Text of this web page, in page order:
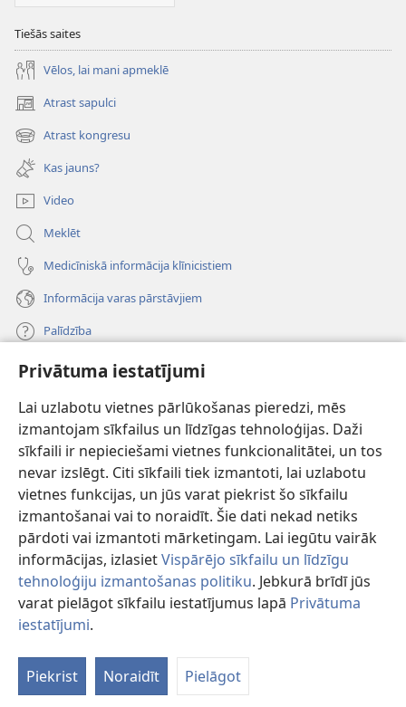
Privātuma iestatījumi
Lai uzlabotu vietnes pārlūkošanas pieredzi, mēs
izmantojam sīkfailus un līdzīgas tehnoloģijas. Daži
sīkfaili ir nepieciešami vietnes funkcionalitātei, un tos
nevar izslēgt. Citi sīkfaili tiek izmantoti, lai uzlabotu
vietnes funkcijas, un jūs varat piekrist šo sīkfailu
izmantošanai vai to noraidīt. Šie dati nekad netiks
pārdoti vai izmantoti mārketingam. Lai iegūtu vairāk
informācijas, izlasietVispārējo sīkfailu un līdzīgu
tehnoloģiju izmantošanas politiku. Jebkurā brīdī jūs
varat pielāgot sīkfailu iestatījumus lapā Privātuma
iestatījumi.
Piekrist Noraidīt Pielāgot
Tiešās saites
Vēlos, lai mani apmeklē
Atrast sapulci
(opens
new
window)
Atrast kongresu
(opens
new
window)
Kas jauns?
Video
Meklēt
Medicīniskā informācija klīnicistiem
Informācija varas pārstāvjiem
Palīdzība
Ziedojumi
new
Sargtorņa TIEŠSAISTES BIBLIOTĒKA
(opens
new
window)JW Hub ®
(opens
new
window)JW Library ®
Copyright© 2026 Watch Tower Bible and Tract Society of Pennsylvania.
LIETOŠANAS NOTEIKUMI